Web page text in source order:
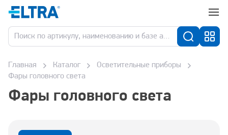
Главная Каталог
Осветительные приборы
Фары головного света
Фары головного света